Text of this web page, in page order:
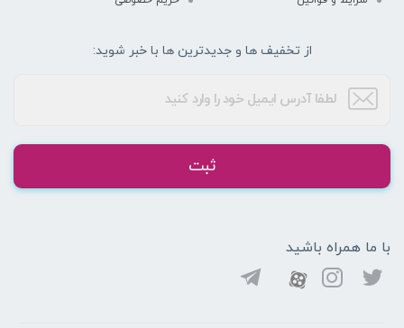
از تخفیف ها و جدیدترین ها با خبر شوید:
ثبت
با ما همراه باشید